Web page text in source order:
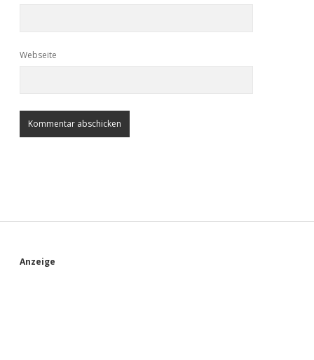
Webseite
S
Anzeige